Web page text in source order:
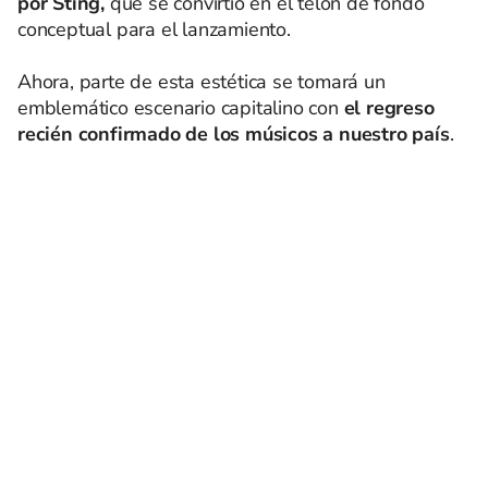
conceptual para el lanzamiento.
Ahora, parte de esta estética se tomará un
emblemático escenario capitalino con el regreso
recién confirmado de los músicos a nuestro país.